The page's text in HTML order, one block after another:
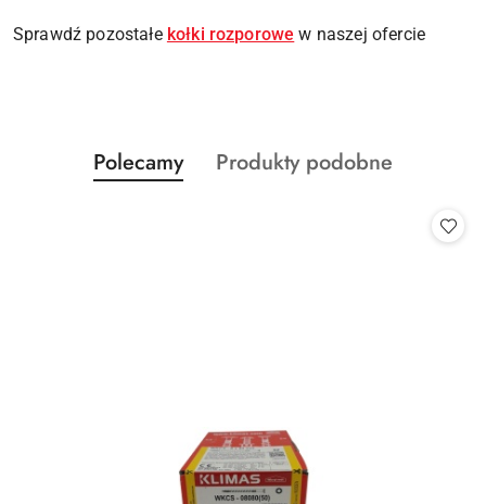
Sprawdź pozostałe kołki rozporowe w naszej ofercie
Pomiń karuzelę produktów
Produkty
o
Polecamy
Produkty
Produkty podobne